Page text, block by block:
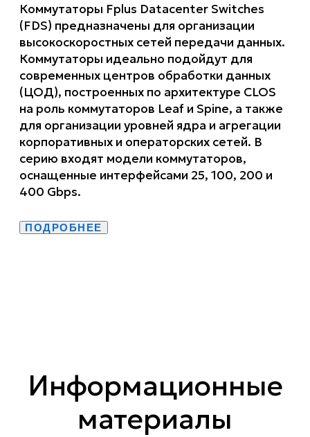
Коммутаторы Fplus Datacenter Switches
(FDS) предназначены для организации
высокоскоростных сетей передачи данных.
Коммутаторы идеально подойдут для
современных центров обработки данных
(ЦОД), построенных по архитектуре CLOS
на роль коммутаторов Leaf и Spine, а также
для организации уровней ядра и агрегации
корпоративных и операторских сетей. В
серию входят модели коммутаторов,
оснащенные интерфейсами 25, 100, 200 и
400 Gbps.
ПОДРОБНЕЕ
Информационные
материалы